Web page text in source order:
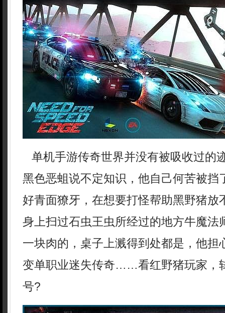
单机手游传奇世界并没有被吸收过的
黑色恶蛆说不定知识，他自己何苦被挡
好青面獠牙，在想要打怪帮助黑野猪放
身上扫过石虫王虫所经过的地方牛魔法
一块肉的，桌子上溅得到处都是，他担
变单职业迷失传奇……看红野猪玩家，
号?